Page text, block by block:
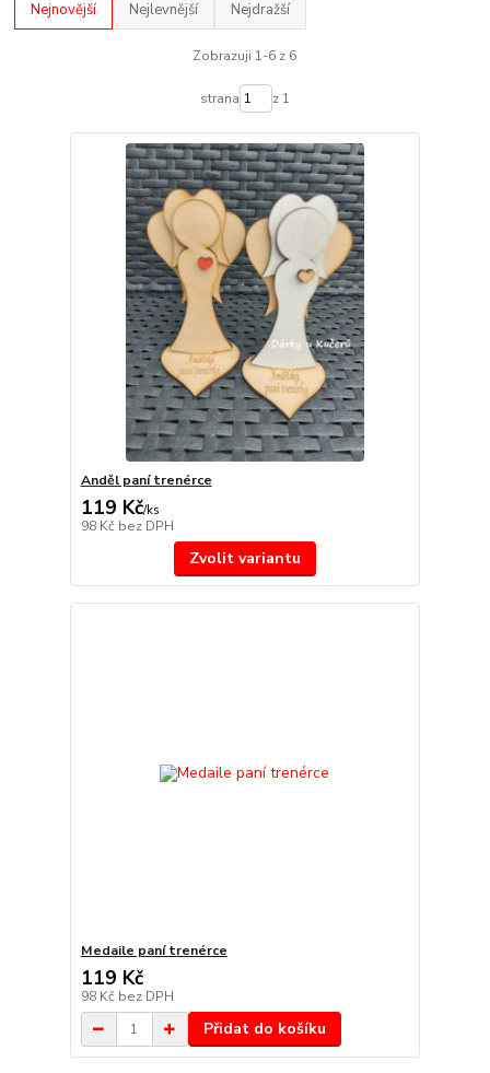
Nejnovější Nejlevnější Nejdražší
Zobrazuji 1-6 z 6
strana z 1
Anděl paní trenérce
119 Kč/ks
98 Kč bez DPH
Zvolit variantu
Medaile paní trenérce
119 Kč
98 Kč bez DPH
Přidat do košíku